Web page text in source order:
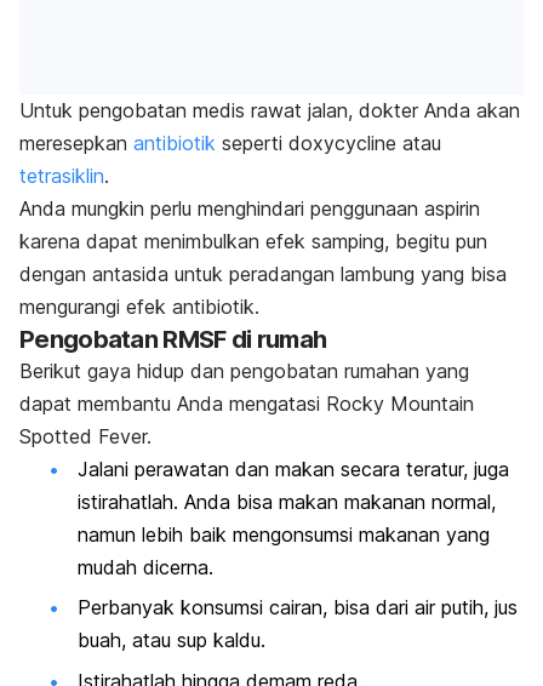
Untuk pengobatan medis rawat jalan, dokter Anda akan
meresepkan antibiotik seperti doxycycline atau
tetrasiklin.
Anda mungkin perlu menghindari penggunaan aspirin
karena dapat menimbulkan efek samping, begitu pun
dengan antasida untuk peradangan lambung yang bisa
mengurangi efek antibiotik.
Pengobatan RMSF di rumah
Berikut gaya hidup dan pengobatan rumahan yang
dapat membantu Anda mengatasi Rocky Mountain
Spotted Fever.
Jalani perawatan dan makan secara teratur, juga
istirahatlah. Anda bisa makan makanan normal,
namun lebih baik mengonsumsi makanan yang
mudah dicerna.
Perbanyak konsumsi cairan, bisa dari air putih, jus
buah, atau sup kaldu.
Istirahatlah hingga demam reda.